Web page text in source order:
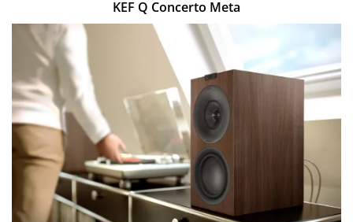
KEF Q Concerto Meta